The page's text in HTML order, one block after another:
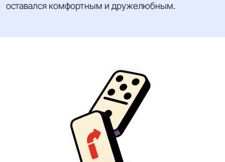
оставался комфортным и дружелюбным.